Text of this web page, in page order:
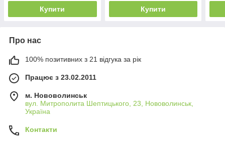
Купити Купити
Про нас
100% позитивних з 21 відгука за рік
Працює з 23.02.2011
м. Нововолинськ
вул. Митрополита Шептицького, 23, Нововолинськ,
Україна
Контакти